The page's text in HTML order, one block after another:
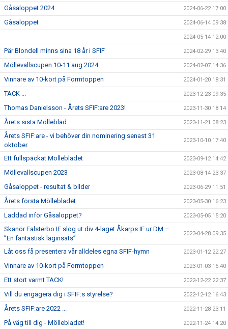
Gåsaloppet 2024 2024-06-22 17:00
Gåsaloppet 2024-06-14 09:38
2024-05-14 12:00
Pär Blondell minns sina 18 år i SFIF 2024-02-29 13:40
Möllevallscupen 10-11 aug 2024 2024-02-07 14:36
Vinnare av 10-kort på Formtoppen 2024-01-20 18:31
TACK ... 2023-12-23 09:35
Thomas Danielsson - Årets SFIF:are 2023! 2023-11-30 18:14
Årets sista Mölleblad 2023-11-21 08:23
Årets SFIF:are - vi behöver din nominering senast 31
oktober.
2023-10-10 17:40
Ett fullspäckat Möllebladet 2023-09-12 14:42
Möllevallscupen 2023 2023-08-14 23:37
Gåsaloppet - resultat & bilder 2023-06-29 11:51
Årets första Möllebladet 2023-05-30 16:23
Laddad inför Gåsaloppet? 2023-05-05 15:20
Skanör Falsterbo IF slog ut div 4-laget Åkarps IF ur DM –
”En fantastisk laginsats”
2023-04-28 09:35
Låt oss få presentera vår alldeles egna SFIF-hymn 2023-01-12 22:27
Vinnare av 10-kort på Formtoppen 2023-01-03 15:40
Ett stort varmt TACK! 2022-12-22 22:37
Vill du engagera dig i SFIF:s styrelse? 2022-12-12 16:43
Årets SFIF:are 2022 ... 2022-11-28 23:11
På väg till dig - Möllebladet! 2022-11-24 14:20